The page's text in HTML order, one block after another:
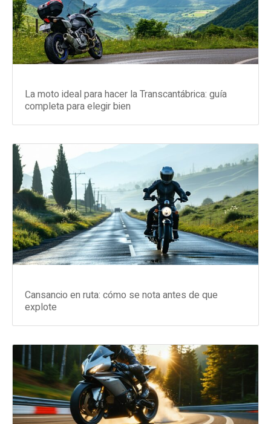
La moto ideal para hacer la Transcantábrica: guía
completa para elegir bien
Cansancio en ruta: cómo se nota antes de que
explote